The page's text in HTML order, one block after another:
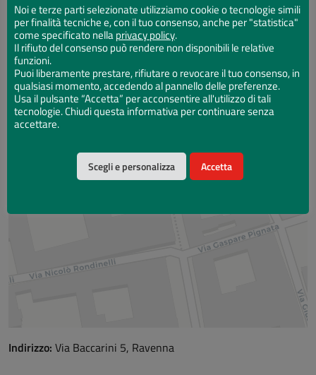
Mappa
Il viaggio sentimentale di Daniele Zovi
×
Indirizzo: Via Baccarini 5, Ravenna
Noi e terze parti selezionate utilizziamo cookie o tecnologie simili
per finalità tecniche e, con il tuo consenso, anche per "statistica"
come specificato nellaprivacy policy.
Il rifiuto del consenso può rendere non disponibili le relative
funzioni.
Puoi liberamente prestare, rifiutare o revocare il tuo consenso, in
qualsiasi momento, accedendo al pannello delle preferenze.
Usa il pulsante “Accetta” per acconsentire all'utilizzo di tali
tecnologie. Chiudi questa informativa per continuare senza
accettare.
Scegli e personalizza Accetta